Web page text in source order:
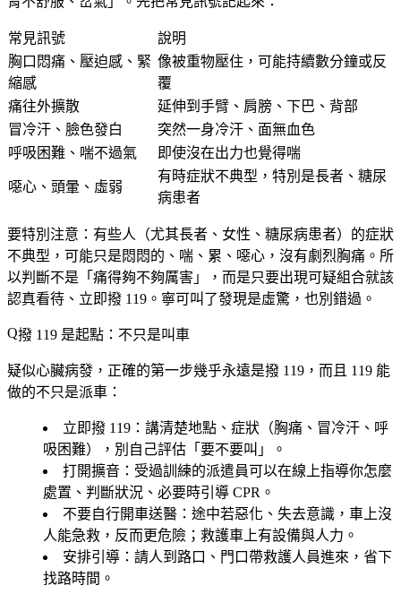
常見訊號
說明
胸口悶痛、壓迫感、緊
縮感
像被重物壓住，可能持續數分鐘或反
覆
痛往外擴散
延伸到手臂、肩膀、下巴、背部
冒冷汗、臉色發白
突然一身冷汗、面無血色
呼吸困難、喘不過氣
即使沒在出力也覺得喘
噁心、頭暈、虛弱
有時症狀不典型，特別是長者、糖尿
病患者
要特別注意： 有些人（尤其長者、女性、糖尿病患者）的症狀
不典型 ，可能只是悶悶的、喘、累、噁心，沒有劇烈胸痛。所
以判斷不是「痛得夠不夠厲害」，而是只要出現可疑組合就該
認真看待、立即撥 119 。寧可叫了發現是虛驚，也別錯過。
撥 119 是起點：不只是叫車
疑似心臟病發，正確的第一步幾乎永遠是撥 119，而且 119 能
做的不只是派車：
立即撥 119 ：講清楚地點、症狀（胸痛、冒冷汗、呼
吸困難），別自己評估「要不要叫」。
打開擴音 ：受過訓練的派遣員可以在線上指導你怎麼
處置、判斷狀況、必要時引導 CPR。
不要自行開車送醫 ：途中若惡化、失去意識，車上沒
人能急救，反而更危險；救護車上有設備與人力。
安排引導 ：請人到路口、門口帶救護人員進來，省下
找路時間。